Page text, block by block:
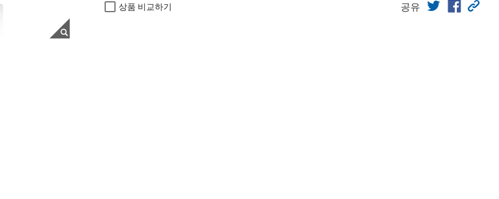
상품 비교하기 공유